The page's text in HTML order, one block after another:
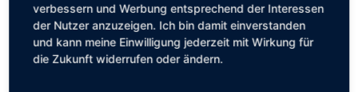
verbessern und Werbung entsprechend der Interessen
der Nutzer anzuzeigen. Ich bin damit einverstanden
und kann meine Einwilligung jederzeit mit Wirkung für
die Zukunft widerrufen oder ändern.